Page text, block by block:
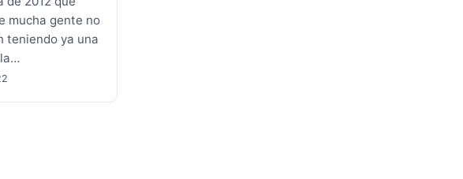
mucha gente no
teniendo ya una